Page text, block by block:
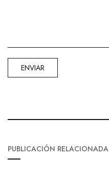
PUBLICACIÓN RELACIONADA